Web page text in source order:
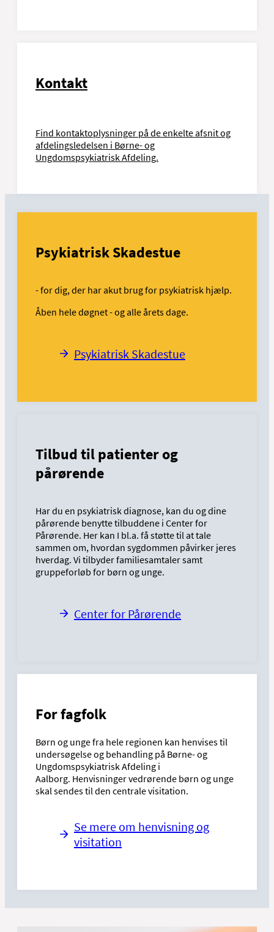
Kontakt
Find kontaktoplysninger på de enkelte afsnit og
afdelingsledelsen i Børne- og
Ungdomspsykiatrisk Afdeling.
Psykiatrisk Skadestue
- for dig, der har akut brug for psykiatrisk hjælp.
Åben hele døgnet - og alle årets dage.
Psykiatrisk Skadestue
Tilbud til patienter og
pårørende
Har du en psykiatrisk diagnose, kan du og dine
pårørende benytte tilbuddene i Center for
Pårørende. Her kan I bl.a. få støtte til at tale
sammen om, hvordan sygdommen påvirker jeres
hverdag. Vi tilbyder familiesamtaler samt
gruppeforløb for børn og unge.
Center for Pårørende
For fagfolk
Børn og unge fra hele regionen kan henvises til
undersøgelse og behandling på Børne- og
Ungdomspsykiatrisk Afdeling i
Aalborg. Henvisninger vedrørende børn og unge
skal sendes til den centrale visitation.
Se mere om henvisning og
visitation